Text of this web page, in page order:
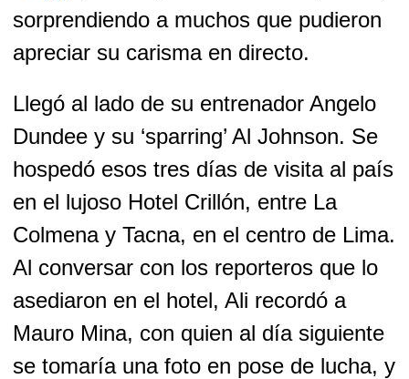
sorprendiendo a muchos que pudieron
apreciar su carisma en directo.
Llegó al lado de su entrenador Angelo
Dundee y su ‘sparring’ Al Johnson. Se
hospedó esos tres días de visita al país
en el lujoso Hotel Crillón, entre La
Colmena y Tacna, en el centro de Lima.
Al conversar con los reporteros que lo
asediaron en el hotel, Ali recordó a
Mauro Mina, con quien al día siguiente
se tomaría una foto en pose de lucha, y